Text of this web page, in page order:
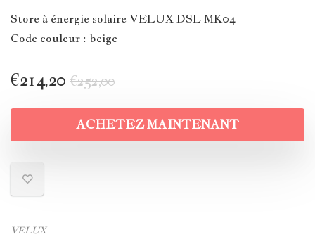
Store à énergie solaire VELUX DSL MK04
Code couleur : beige
€252,00
€214,20
ACHETEZ MAINTENANT
VELUX